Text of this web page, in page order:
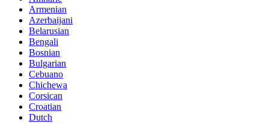
Armenian
Azerbaijani
Belarusian
Bengali
Bosnian
Bulgarian
Cebuano
Chichewa
Corsican
Croatian
Dutch